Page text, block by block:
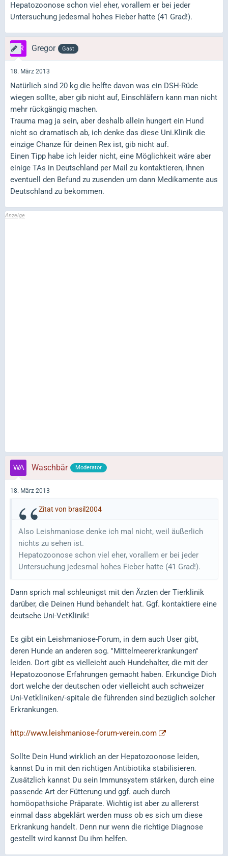
Hepatozoonose schon viel eher, vorallem er bei jeder
Untersuchung jedesmal hohes Fieber hatte (41 Grad!).
Gregor Gast
18. März 2013
Natürlich sind 20 kg die helfte davon was ein DSH-Rüde
wiegen sollte, aber gib nicht auf, Einschläfern kann man nicht
mehr rückgängig machen.
Trauma mag ja sein, aber deshalb allein hungert ein Hund
nicht so dramatisch ab, ich denke das diese Uni.Klinik die
einzige Chanze für deinen Rex ist, gib nicht auf.
Einen Tipp habe ich leider nicht, eine Möglichkeit wäre aber
einige TAs in Deutschland per Mail zu kontaktieren, ihnen
eventuell den Befund zu zusenden um dann Medikamente aus
Deutschland zu bekommen.
Waschbär Moderator
18. März 2013
Zitat von brasil2004
Also Leishmaniose denke ich mal nicht, weil äußerlich
nichts zu sehen ist.
Hepatozoonose schon viel eher, vorallem er bei jeder
Untersuchung jedesmal hohes Fieber hatte (41 Grad!).
Dann sprich mal schleunigst mit den Ärzten der Tierklinik
darüber, die Deinen Hund behandelt hat. Ggf. kontaktiere eine
deutsche Uni-VetKlinik!
Es gibt ein Leishmaniose-Forum, in dem auch User gibt,
deren Hunde an anderen sog. "Mittelmeererkrankungen"
leiden. Dort gibt es vielleicht auch Hundehalter, die mit der
Hepatozoonose Erfahrungen gemacht haben. Erkundige Dich
dort welche der deutschen oder vielleicht auch schweizer
Uni-Vetkliniken/-spitale die führenden sind bezüglich solcher
Erkrankungen.
http://www.leishmaniose-forum-verein.com
Sollte Dein Hund wirklich an der Hepatozoonose leiden,
kannst Du in mit den richtigen Antibiotika stabilisieren.
Zusätzlich kannst Du sein Immunsystem stärken, durch eine
passende Art der Fütterung und ggf. auch durch
homöopathsiche Präparate. Wichtig ist aber zu allererst
einmal dass abgeklärt werden muss ob es sich um diese
Erkrankung handelt. Denn nur wenn die richtige Diagnose
gestellt wird kannst Du ihm helfen.